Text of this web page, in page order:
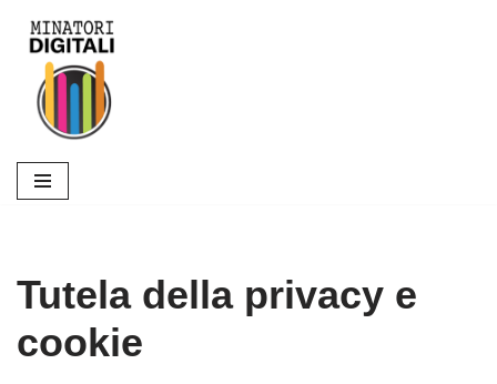
Vai
contenuto
Tutela della privacy e
cookie